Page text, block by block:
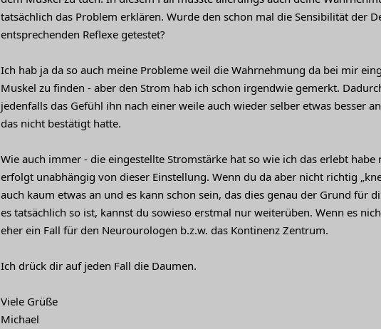
tatsächlich das Problem erklären. Wurde den schon mal die Sensibilität der
entsprechenden Reflexe getestet?
Ich hab ja da so auch meine Probleme weil die Wahrnehmung da bei mir
Muskel zu finden - aber den Strom hab ich schon irgendwie gemerkt.
jedenfalls das Gefühl ihn nach einer weile auch wieder selber etwas besser
das nicht bestätigt hatte.
Wie auch immer - die eingestellte Stromstärke hat so wie ich das erlebt
erfolgt unabhängig von dieser Einstellung. Wenn du da aber nicht richtig
auch kaum etwas an und es kann schon sein, das dies genau der Grund für
es tatsächlich so ist, kannst du sowieso erstmal nur weiterüben. Wenn es
eher ein Fall für den Neurourologen b.z.w. das Kontinenz Zentrum.
Ich drück dir auf jeden Fall die Daumen.
Viele Grüße
Michael